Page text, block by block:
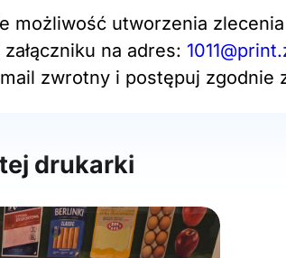
możliwość utworzenia
na adres:
zwrotny i postępuj zgodnie
drukarki